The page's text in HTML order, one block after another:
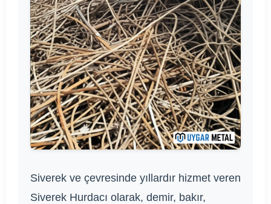
Siverek ve çevresinde yıllardır hizmet veren
Siverek Hurdacı olarak, demir, bakır,